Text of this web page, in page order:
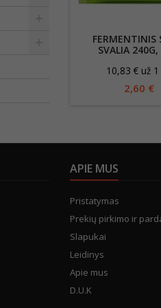
FERMENTINIS
SVALIA
10,83 € už
2,60 €
APIE MUS
Pristatymas
Prekių pirkimo ir
Slapukai
Leidinys
Apie mus
D.U.K